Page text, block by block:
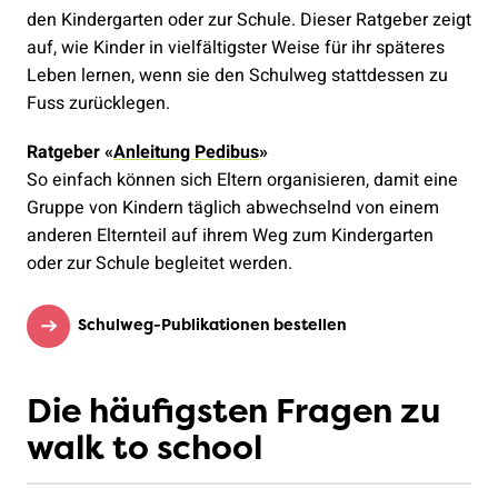
den Kindergarten oder zur Schule. Dieser Ratgeber zeigt
auf, wie Kinder in vielfältigster Weise für ihr späteres
Leben lernen, wenn sie den Schulweg stattdessen zu
Fuss zurücklegen.
Ratgeber «Anleitung Pedibus»
So einfach können sich Eltern organisieren, damit eine
Gruppe von Kindern täglich abwechselnd von einem
anderen Elternteil auf ihrem Weg zum Kindergarten
oder zur Schule begleitet werden.
Schulweg-Publikationen bestellen
Die häufigsten Fragen zu
walk to school